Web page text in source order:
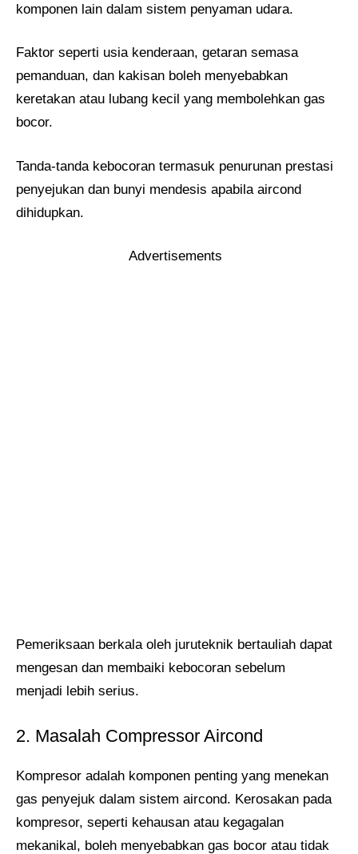
komponen lain dalam sistem penyaman udara.
Faktor seperti usia kenderaan, getaran semasa
pemanduan, dan kakisan boleh menyebabkan
keretakan atau lubang kecil yang membolehkan gas
bocor.
Tanda-tanda kebocoran termasuk penurunan prestasi
penyejukan dan bunyi mendesis apabila aircond
dihidupkan.
Advertisements
Pemeriksaan berkala oleh juruteknik bertauliah dapat
mengesan dan membaiki kebocoran sebelum
menjadi lebih serius.
2. Masalah Compressor Aircond
Kompresor adalah komponen penting yang menekan
gas penyejuk dalam sistem aircond. Kerosakan pada
kompresor, seperti kehausan atau kegagalan
mekanikal, boleh menyebabkan gas bocor atau tidak